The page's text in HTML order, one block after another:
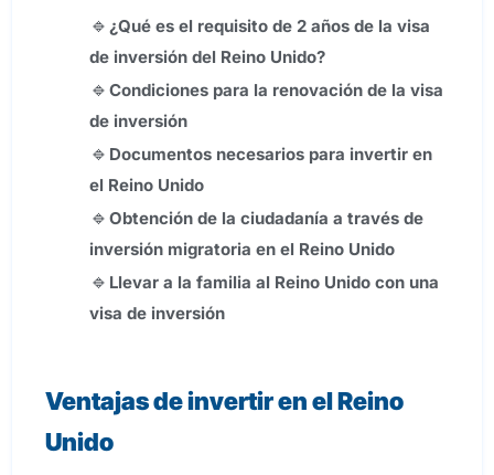
¿Qué es el requisito de 2 años de la visa
de inversión del Reino Unido?
Condiciones para la renovación de la visa
de inversión
Documentos necesarios para invertir en
el Reino Unido
Obtención de la ciudadanía a través de
inversión migratoria en el Reino Unido
Llevar a la familia al Reino Unido con una
visa de inversión
Ventajas de invertir en el Reino
Unido